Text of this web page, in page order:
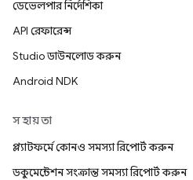
ডেভেলপার নির্দেশিকা
API রেফারেন্স
Studio ডাউনলোড করুন
Android NDK
সহায়তা
প্ল্যাটফর্মে কোনও সমস্যা রিপোর্ট করুন
ডকুমেন্টেশন সংক্রান্ত সমস্যা রিপোর্ট করুন